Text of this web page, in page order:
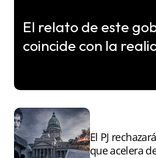
El relato de este
coincide con la
El PJ
que acelera